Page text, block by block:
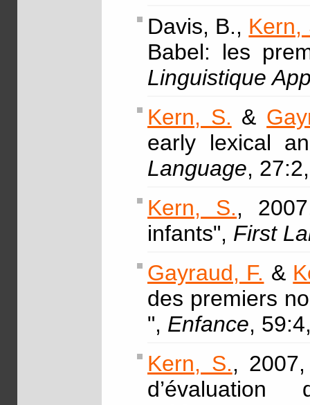
Davis, B., Kern,
Babel: les
Linguistique
Kern, S. &
early lexical
Language,
Kern, S.,
infants", First
Gayraud, F. &
des premiers
", Enfance,
Kern, S.,
d’évaluation